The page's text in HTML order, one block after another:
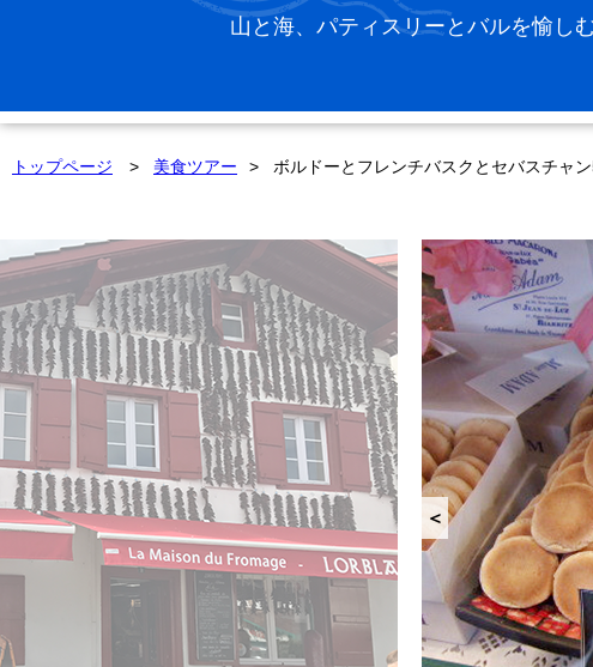
山と海、パティスリーとバルを愉し
トップページ 美食ツアー ボルドーとフレンチバスクとセバスチャ
＜